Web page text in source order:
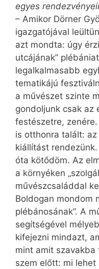
egyes
– Amikor Dörner
igazgatójával
azt mondta: úgy
utcájának”
legalkalmasabb
tematikájú
a művészet szinte
gondoljunk csak az
festészetre,
is otthonra talált:
kiállítást
óta kötődöm. Az
a környéken
művészcsaláddal
Boldogan mondom
plébánosának”. A
segítségével
kifejezni mindazt,
mint amit
szem előtt: mi